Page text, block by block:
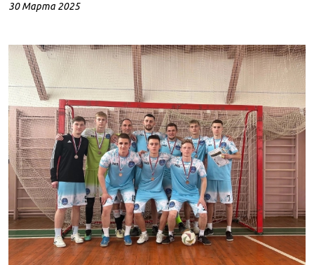
30 Марта 2025